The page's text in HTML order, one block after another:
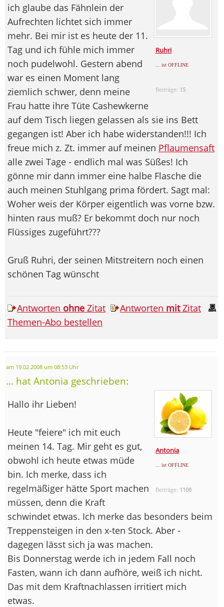
Ruhri
... ist OFFLINE
Beiträge: 15
ich glaube das Fähnlein der
Aufrechten lichtet sich immer
mehr. Bei mir ist es heute der 11.
Tag und ich fühle mich immer
noch pudelwohl. Gestern abend
war es einen Moment lang
ziemlich schwer, denn meine
Frau hatte ihre Tüte Cashewkerne
auf dem Tisch liegen gelassen als sie ins Bett
gegangen ist! Aber ich habe widerstanden!!! Ich
freue mich z. Zt. immer auf meinen Pflaumensaft
alle zwei Tage - endlich mal was Süßes! Ich
gönne mir dann immer eine halbe Flasche die
auch meinen Stuhlgang prima fördert. Sagt mal:
Woher weis der Körper eigentlich was vorne bzw.
hinten raus muß? Er bekommt doch nur noch
Flüssiges zugeführt???
Gruß Ruhri, der seinen Mitstreitern noch einen
schönen Tag wünscht
Antworten ohne Zitat Antworten mitZitat
Themen-Abo bestellen
am 19.02.2008 um 08:53 Uhr
... hat Antonia geschrieben:
Antonia
... ist OFFLINE
Beiträge: 1108
Hallo ihr Lieben!
Heute "feiere" ich mit euch
meinen 14. Tag. Mir geht es gut,
obwohl ich heute etwas müde
bin. Ich merke, dass ich
regelmäßiger hätte Sport machen
müssen, denn die Kraft
schwindet etwas. Ich merke das besonders beim
Treppensteigen in den x-ten Stock. Aber -
dagegen lässt sich ja was machen.
Bis Donnerstag werde ich in jedem Fall noch
Fasten, wann ich dann aufhöre, weiß ich nicht.
Das mit dem Kraftnachlassen irritiert mich
etwas.